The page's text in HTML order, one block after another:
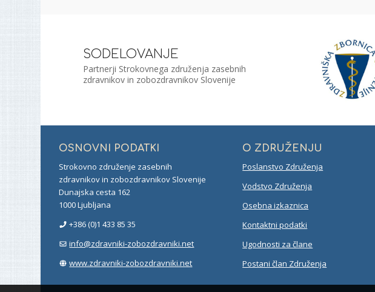
SODELOVANJE
Partnerji Strokovnega združenja zasebnih
zdravnikov in zobozdravnikov Slovenije
OSNOVNI PODATKI
Strokovno združenje zasebnih
zdravnikov in zobozdravnikov Slovenije
Dunajska cesta 162
1000 Ljubljana
+386 (0)1 433 85 35
info@zdravniki-zobozdravniki.net
www.zdravniki-zobozdravniki.net
O ZDRUŽENJU
Poslanstvo Združenja
Vodstvo Združenja
Osebna izkaznica
Kontaktni podatki
Ugodnosti za člane
Postani član Združenja